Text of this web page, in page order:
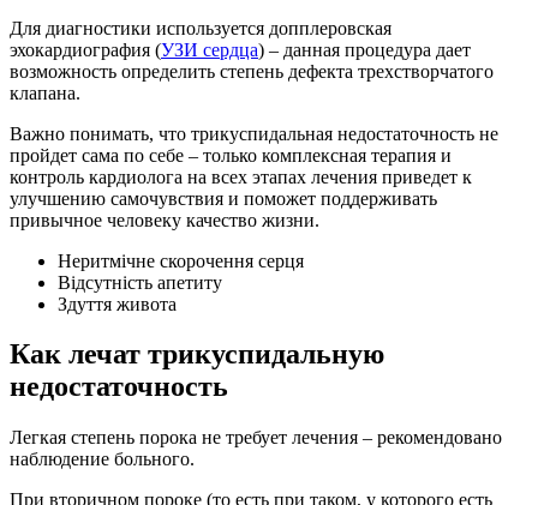
Для диагностики используется допплеровская
эхокардиография (УЗИ сердца) – данная процедура дает
возможность определить степень дефекта трехстворчатого
клапана.
Важно понимать, что трикуспидальная недостаточность не
пройдет сама по себе – только комплексная терапия и
контроль кардиолога на всех этапах лечения приведет к
улучшению самочувствия и поможет поддерживать
привычное человеку качество жизни.
Неритмічне скорочення серця
Відсутність апетиту
Здуття живота
Как лечат трикуспидальную
недостаточность
Легкая степень порока не требует лечения – рекомендовано
наблюдение больного.
При вторичном пороке (то есть при таком, у которого есть